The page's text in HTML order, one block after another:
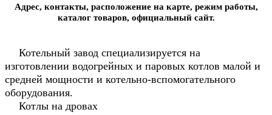
Адрес, контакты, расположение на карте, режим работы,
каталог товаров, официальный сайт.
Котельный завод специализируется на
изготовлении водогрейных и паровых котлов малой и
средней мощности и котельно-вспомогательного
оборудования.
Котлы на дровах